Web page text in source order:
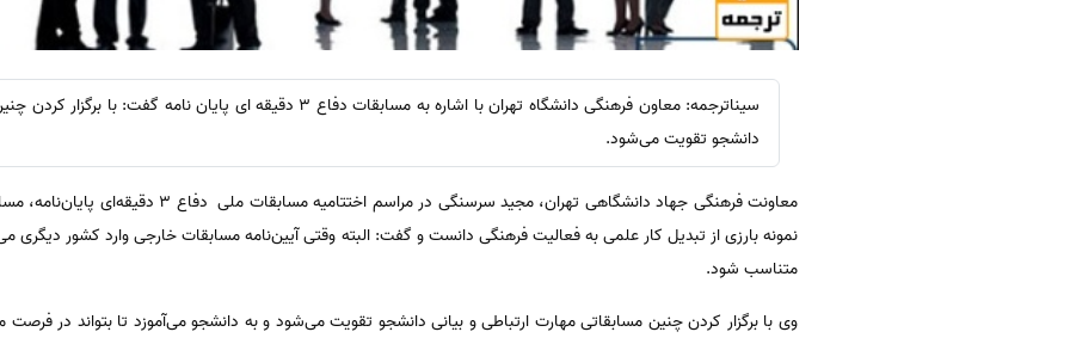
سیناترجمه: معاون فرهنگی دانشگاه تهران با اشاره به مسابقات دفاع 3 دقیقه ای
دانشجو تقویت می‌شود.
نمونه بارزی از تبدیل کار علمی به فعالیت فرهنگی دانست و گفت: البته وقتی آیین‌نامه مسابقات خارجی وارد کشور دیگری
متناسب شود.
وی با برگزار کردن چنین مسابقاتی مهارت ارتباطی و بیانی دانشجو تقویت می‌شود و به دانشجو می‌آموزد تا بتواند در